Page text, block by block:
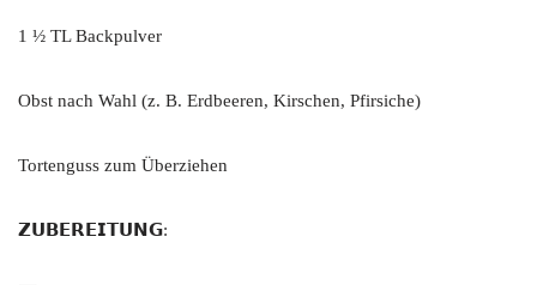
1 ½ TL Backpulver
Obst nach Wahl (z. B. Erdbeeren, Kirschen, Pfirsiche)
Tortenguss zum Überziehen
𝗭𝗨𝗕𝗘𝗥𝗘𝗜𝗧𝗨𝗡𝗚: